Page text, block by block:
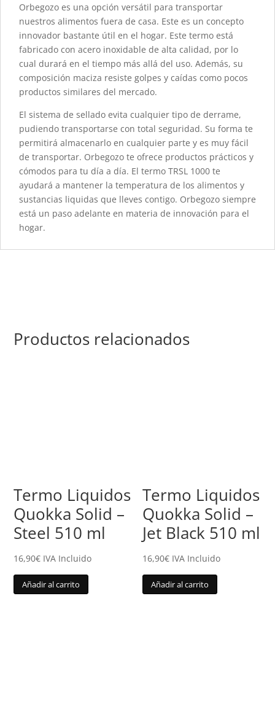
Orbegozo es una opción versátil para transportar
nuestros alimentos fuera de casa. Este es un concepto
innovador bastante útil en el hogar. Este termo está
fabricado con acero inoxidable de alta calidad, por lo
cual durará en el tiempo más allá del uso. Además, su
composición maciza resiste golpes y caídas como pocos
productos similares del mercado.
El sistema de sellado evita cualquier tipo de derrame,
pudiendo transportarse con total seguridad. Su forma te
permitirá almacenarlo en cualquier parte y es muy fácil
de transportar. Orbegozo te ofrece productos prácticos y
cómodos para tu día a día. El termo TRSL 1000 te
ayudará a mantener la temperatura de los alimentos y
sustancias liquidas que lleves contigo. Orbegozo siempre
está un paso adelante en materia de innovación para el
hogar.
Productos relacionados
Termo Liquidos
Quokka Solid –
Steel 510 ml
16,90€ IVA Incluido
Añadir al carrito
Termo Liquidos
Quokka Solid –
Jet Black 510 ml
16,90€ IVA Incluido
Añadir al carrito